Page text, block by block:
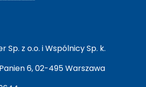
Sp. z o.o. i Wspólnicy Sp. k.
6, 02-495 Warszawa